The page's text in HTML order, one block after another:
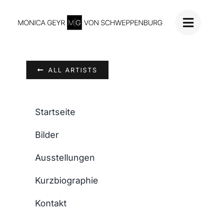
ALL ARTISTS
Startseite
Bilder
Ausstellungen
Kurzbiographie
Kontakt